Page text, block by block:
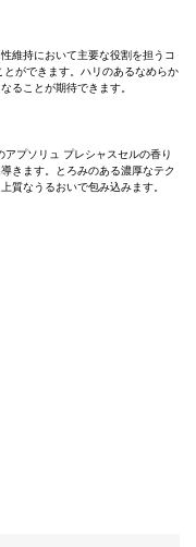
維持において主要な役割を担うコ
ができます。ハリのあるなめらか
ることが期待できます。
プソリュ プレシャスセルの香り
きます。とろみのある濃厚なテク
質なうるおいで包み込みます。